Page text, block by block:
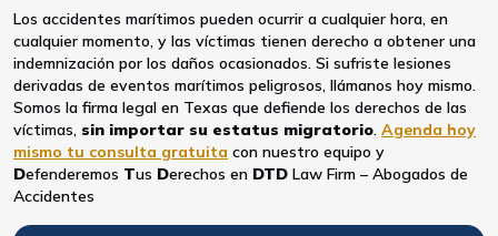
Los accidentes marítimos pueden ocurrir a cualquier hora, en
cualquier momento, y las víctimas tienen derecho a obtener una
indemnización por los daños ocasionados. Si sufriste lesiones
derivadas de eventos marítimos peligrosos, llámanos hoy mismo.
Somos la firma legal en Texas que defiende los derechos de las
víctimas, sin importar su estatus migratorio. Agenda hoy
mismo tu consulta gratuita con nuestro equipo y
Defenderemos Tus Derechos en DTD Law Firm – Abogados de
Accidentes